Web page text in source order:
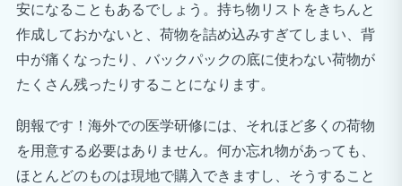
安になることもあるでしょう。持ち物リストをきちんと
作成しておかないと、荷物を詰め込みすぎてしまい、背
中が痛くなったり、バックパックの底に使わない荷物が
たくさん残ったりすることになります。
朗報です！海外での医学研修には、それほど多くの荷物
を用意する必要はありません。何か忘れ物があっても、
ほとんどのものは現地で購入できますし、そうすること